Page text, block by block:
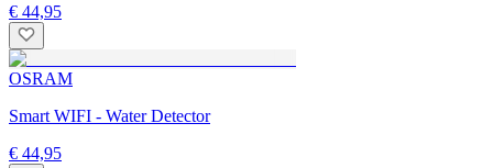
€ 44,95
OSRAM
Smart WIFI - Water Detector
€ 44,95